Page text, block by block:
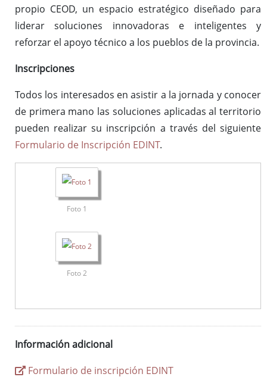
propio CEOD, un espacio estratégico diseñado para
liderar soluciones innovadoras e inteligentes y
reforzar el apoyo técnico a los pueblos de la provincia.
Inscripciones
Todos los interesados en asistir a la jornada y conocer
de primera mano las soluciones aplicadas al territorio
pueden realizar su inscripción a través del siguiente
Formulario de Inscripción EDINT.
Foto 1
Foto 2
Información adicional
Formulario de inscripción EDINT